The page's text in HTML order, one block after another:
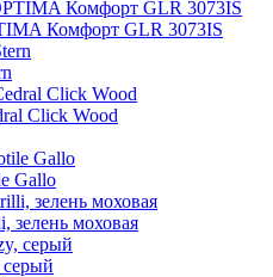
Комфорт GLR 3073IS
Click Wood
Gallo
зелень моховая
серый